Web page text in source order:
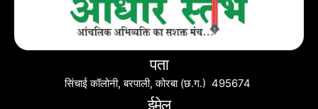
पता
सिंचाई कॉलोनी, बरपाली, कोरबा (छ.ग.) 495674